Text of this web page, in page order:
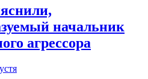
начальник
агрессора